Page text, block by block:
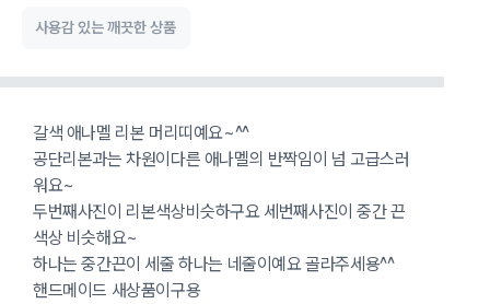
사용감 있는 깨끗한 상품
갈색 애나멜 리본 머리띠예요~^^
공단리본과는 차원이다른 애나멜의 반짝임이 넘 고급스러
워요~
두번째사진이 리본색상비슷하구요 세번째사진이 중간 끈
색상 비슷해요~
하나는 중간끈이 세줄 하나는 네줄이예요 골라주세용^^
핸드메이드 새상품이구용